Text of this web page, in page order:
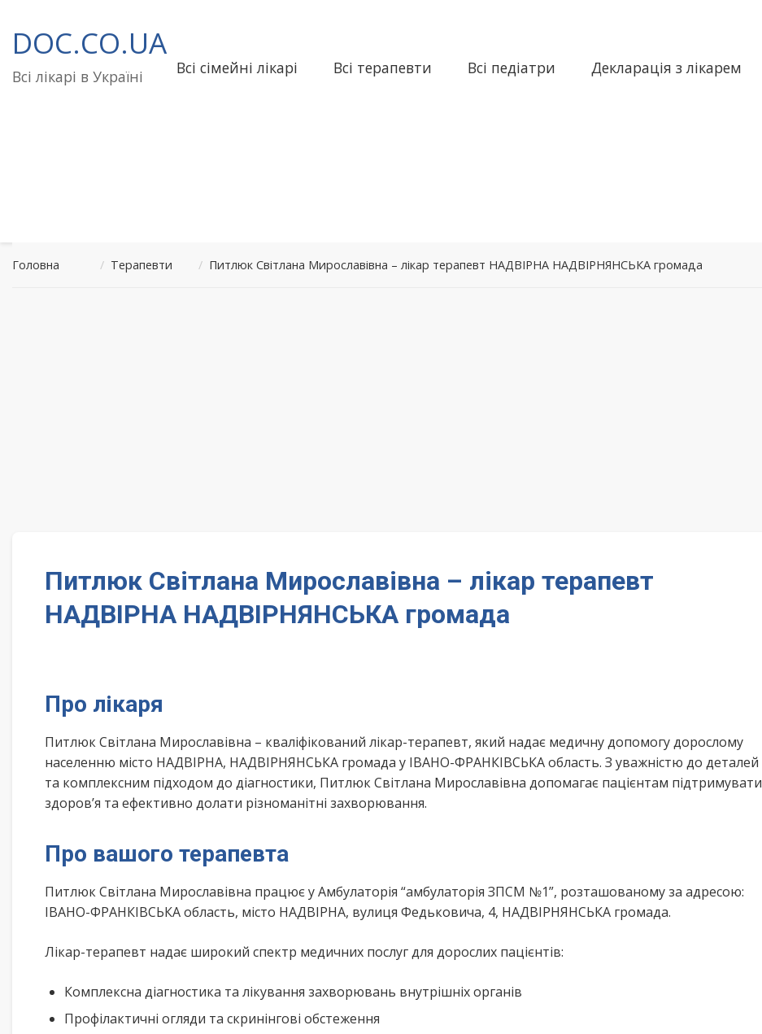
до
вмісту
DOC.CO.UA
Всі лікарі в Україні Всі сімейні лікарі Всі терапевти Всі педіатри Декларація з лікарем
Головна / Терапевти / Питлюк Світлана Мирославівна – лікар терапевт НАДВІРНА НАДВІРНЯНСЬКА громада
Питлюк Світлана Мирославівна – лікар терапевт
НАДВІРНА НАДВІРНЯНСЬКА громада
Про лікаря
Питлюк Світлана Мирославівна – кваліфікований лікар-терапевт, який надає медичну допомогу дорослому
населенню місто НАДВІРНА, НАДВІРНЯНСЬКА громада у ІВАНО-ФРАНКІВСЬКА область. З уважністю до деталей
та комплексним підходом до діагностики, Питлюк Світлана Мирославівна допомагає пацієнтам підтримувати
здоров’я та ефективно долати різноманітні захворювання.
Про вашого терапевта
Питлюк Світлана Мирославівна працює у Амбулаторія “амбулаторія ЗПСМ №1”, розташованому за адресою:
ІВАНО-ФРАНКІВСЬКА область, місто НАДВІРНА, вулиця Федьковича, 4, НАДВІРНЯНСЬКА громада.
Лікар-терапевт надає широкий спектр медичних послуг для дорослих пацієнтів:
Комплексна діагностика та лікування захворювань внутрішніх органів
Профілактичні огляди та скринінгові обстеження